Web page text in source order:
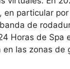
particular
de
Horas de Spa
las zonas de